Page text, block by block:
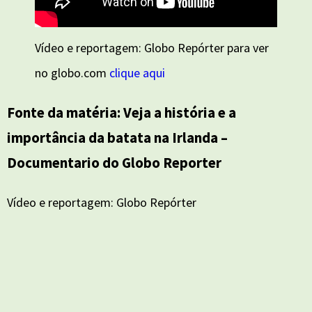
Vídeo e reportagem: Globo Repórter para ver
no globo.com clique aqui
Fonte da matéria: Veja a história e a
importância da batata na Irlanda –
Documentario do Globo Reporter
Vídeo e reportagem: Globo Repórter